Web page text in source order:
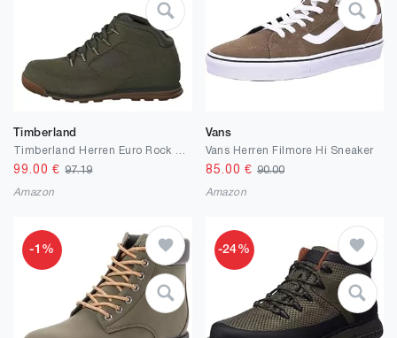
Timberland
99.00 €97.19
Amazon
Vans
Vans Herren Filmore Hi Sneaker
85.00 € 90.00
Amazon
-1% -24%